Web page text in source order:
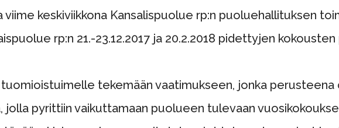
viime keskiviikkona Kansalispuolue rp:n puoluehallituksen
rp:n 21.-23.12.2017 ja 20.2.2018 pidettyjen
tekemään vaatimukseen, jonka perusteena
jolla pyrittiin vaikuttamaan puolueen tulevaan